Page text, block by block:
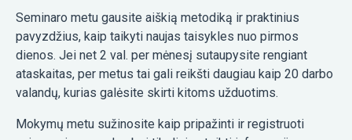
Seminaro metu gausite aiškią metodiką ir praktinius
pavyzdžius, kaip taikyti naujas taisykles nuo pirmos
dienos. Jei net 2 val. per mėnesį sutaupysite rengiant
ataskaitas, per metus tai gali reikšti daugiau kaip 20 darbo
valandų, kurias galėsite skirti kitoms užduotims.
Mokymų metu sužinosite kaip pripažinti ir registruoti